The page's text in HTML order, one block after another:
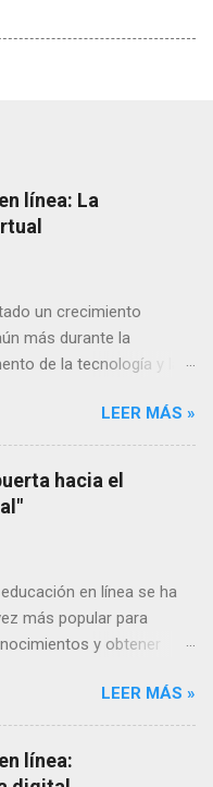
línea: La
un crecimiento
más durante la
de la tecnología y la
a una evolución
y aprendizaje virtuales.
de las tendencias más
cómo están cambiando la
Aprendizaje móvil El
inteligentes y
móvil sea una de
en línea. Cada
ofrecen aplicaciones
LEER MÁS »
hacia el
en línea se ha
más popular para
y obtener
momento, la
beneficios que han
A continuación,
beneficios de la
LEER MÁS »
línea: